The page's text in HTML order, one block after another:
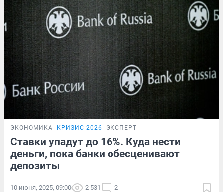
ЭКОНОМИКА КРИЗИС-2026 ЭКСПЕРТ
Ставки упадут до 16%. Куда нести
деньги, пока банки обесценивают
депозиты
10 июня, 2025, 09:00 2 531 2